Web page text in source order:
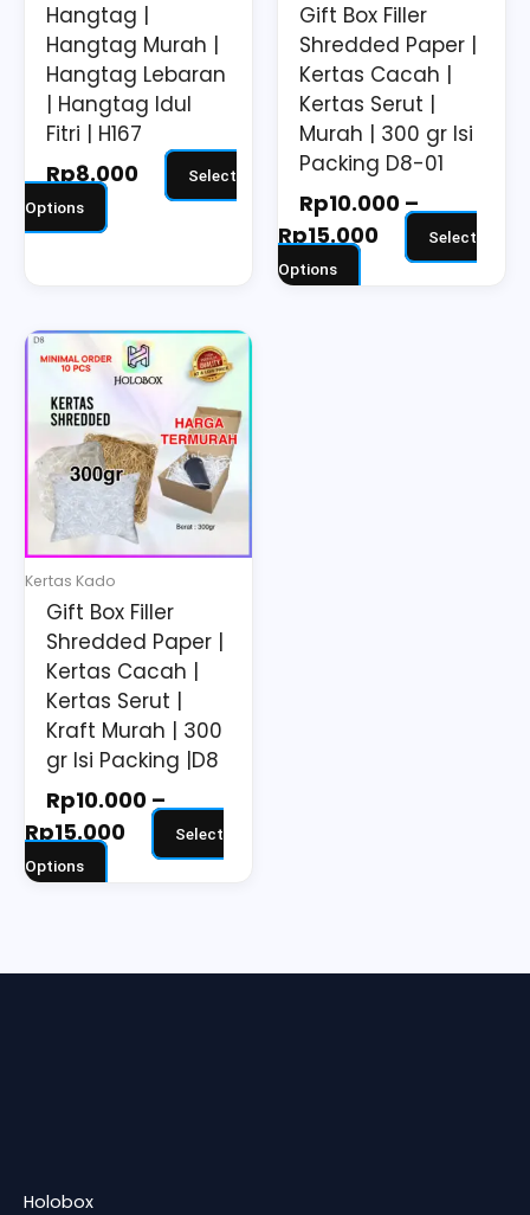
Hangtag |
Hangtag Murah |
Hangtag Lebaran
| Hangtag Idul
Fitri | H167
Rp8.000
Select
Options
chosen
on
the
product
page
Gift Box Filler
Shredded Paper |
Kertas Cacah |
Kertas Serut |
Murah | 300 gr Isi
Packing D8-01
Rp10.000 –
Rp15.000
Select
Options
chosen
on
the
product
page
Kertas Kado
Gift Box Filler
Shredded Paper |
Kertas Cacah |
Kertas Serut |
Kraft Murah | 300
gr Isi Packing |D8
Rp10.000 –
Rp15.000
Price
range:
through
Rp15.000
Select
Options
This
product
has
multiple
variants.
The
options
chosen
on
the
product
page
Holobox